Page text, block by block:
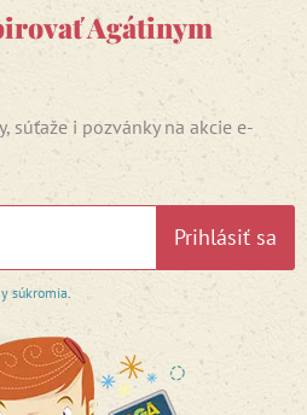
Agátinym
súťaže i pozvánky na akcie e-
Prihlásiť sa
súkromia